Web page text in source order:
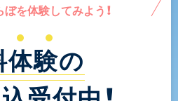
ぼを体験してみよう！
体験の